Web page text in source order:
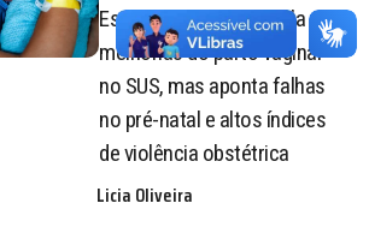
Estudo da Fiocruz revela
melhorias do parto vaginal
no SUS, mas aponta falhas
no pré-natal e altos índices
de violência obstétrica
Licia Oliveira